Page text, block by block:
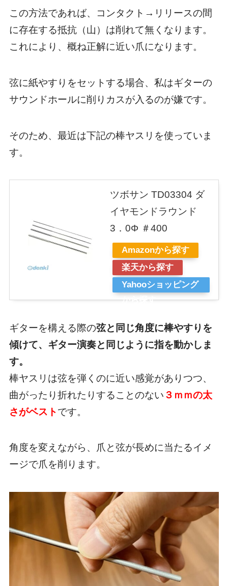
この方法であれば、コンタクト→リリースの間
に存在する抵抗（山）は削れて無くなります。
これにより、概ね正解に近い爪になります。
弦に紙やすりをセットする場合、私はギターの
サウンドホールに削りカスが入るのが嫌です。
そのため、最近は下記の棒ヤスリを使っていま
す。
ツボサン TD03304 ダ
イヤモンドラウンド
3．0Φ ＃400
Amazonから探す
楽天から探す
Yahooショッピング
から探す
ギターを構える際の弦と同じ角度に棒やすりを
傾けて、ギター演奏と同じように指を動かしま
す。
棒ヤスリは弦を弾くのに近い感覚がありつつ、
曲がったり折れたりすることのない ３ｍｍの太
さがベストです。
角度を変えながら、爪と弦が長めに当たるイメ
ージで爪を削ります。